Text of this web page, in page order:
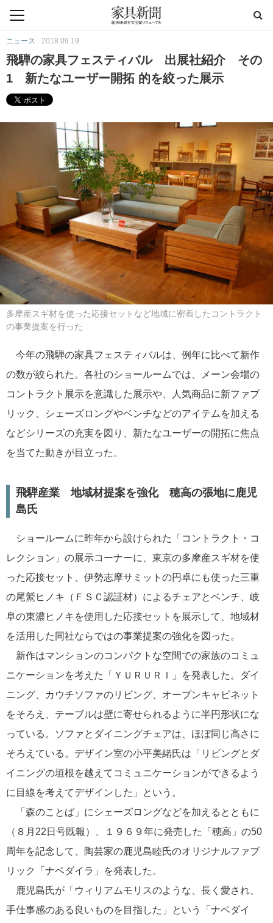
ニュース 2018.09.19
飛騨の家具フェスティバル 出展社紹介 その
1 新たなユーザー開拓 的を絞った展示
多摩産スギ材を使った応接セットなど地域に密着したコントラクト
の事業提案を行った
今年の飛騨の家具フェスティバルは、例年に比べて新作
の数が絞られた。各社のショールームでは、メーン会場の
コントラクト展示を意識した展示や、人気商品に新ファブ
リック、シェーズロングやベンチなどのアイテムを加える
などシリーズの充実を図り、新たなユーザーの開拓に焦点
を当てた動きが目立った。
飛騨産業 地域材提案を強化 穂高の張地に鹿児
島氏
ショールームに昨年から設けられた「コントラクト・コ
レクション」の展示コーナーに、東京の多摩産スギ材を使
った応接セット、伊勢志摩サミットの円卓にも使った三重
の尾鷲ヒノキ（ＦＳＣ認証材）によるチェアとベンチ、岐
阜の東濃ヒノキを使用した応接セットを展示して、地域材
を活用した同社ならではの事業提案の強化を図った。
新作はマンションのコンパクトな空間での家族のコミュ
ニケーションを考えた「ＹＵＲＵＲＩ」を発表した。ダイ
ニング、カウチソファのリビング、オープンキャビネット
をそろえ、テーブルは壁に寄せられるように半円形状にな
っている。ソファとダイニングチェアは、ほぼ同じ高さに
そろえている。デザイン室の小平美緒氏は「リビングとダ
イニングの垣根を越えてコミュニケーションができるよう
に目線を考えてデザインした」という。
「森のことば」にシェーズロングなどを加えるとともに
（８月22日号既報）、１９６９年に発売した「穂高」の50
周年を記念して、陶芸家の鹿児島睦氏のオリジナルファブ
リック「ナベダイラ」を発表した。
鹿児島氏が「ウィリアムモリスのような、長く愛され、
手仕事感のある良いものを目指した」という「ナベダイ